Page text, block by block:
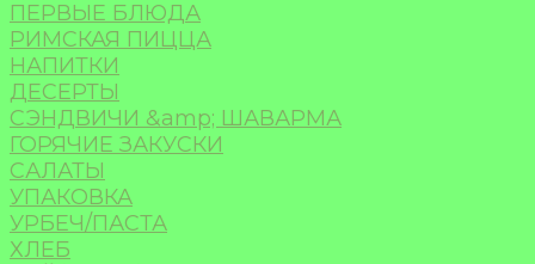
ПЕРВЫЕ БЛЮДА
РИМСКАЯ ПИЦЦА
НАПИТКИ
ДЕСЕРТЫ
СЭНДВИЧИ &amp; ШАВАРМА
ГОРЯЧИЕ ЗАКУСКИ
САЛАТЫ
УПАКОВКА
УРБЕЧ/ПАСТА
ХЛЕБ